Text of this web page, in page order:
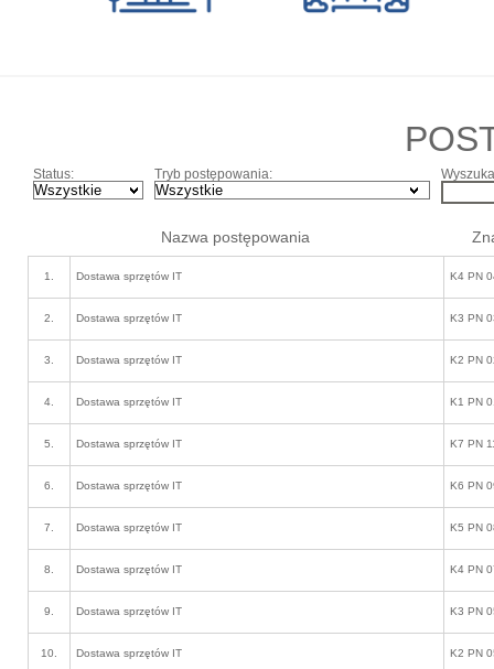
Status: Tryb postępowania:
Nazwa postępowania
1. Dostawa sprzętów IT K4 PN
2. Dostawa sprzętów IT K3 PN
3. Dostawa sprzętów IT K2 PN
4. Dostawa sprzętów IT K1 PN
5. Dostawa sprzętów IT K7 PN
6. Dostawa sprzętów IT K6 PN
7. Dostawa sprzętów IT K5 PN
8. Dostawa sprzętów IT K4 PN
9. Dostawa sprzętów IT K3 PN
10. Dostawa sprzętów IT K2 PN